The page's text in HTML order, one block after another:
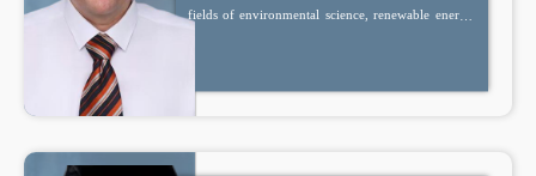
fields of environmental science, renewable energy,